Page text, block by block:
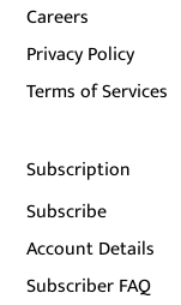
Careers
Privacy Policy
Terms of Services
Subscription
Subscribe
Account Details
Subscriber FAQ